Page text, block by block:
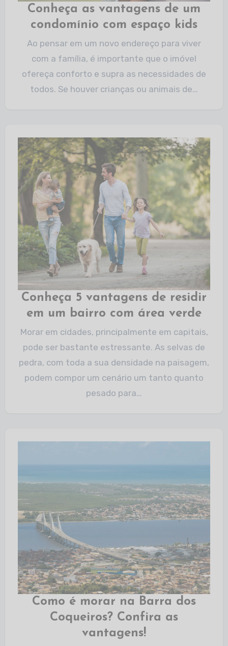
Conheça as vantagens de um
condomínio com espaço kids
Ao pensar em um novo endereço para viver
com a família, é importante que o imóvel
ofereça conforto e supra as necessidades de
todos. Se houver crianças ou animais de…
Conheça 5 vantagens de residir
em um bairro com área verde
Morar em cidades, principalmente em capitais,
pode ser bastante estressante. As selvas de
pedra, com toda a sua densidade na paisagem,
podem compor um cenário um tanto quanto
pesado para…
Como é morar na Barra dos
Coqueiros? Confira as
vantagens!